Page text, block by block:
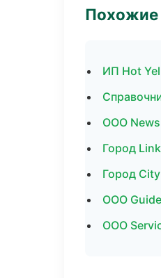
Похожие
ИП Hot
ООО
Город
Город
ООО
ООО